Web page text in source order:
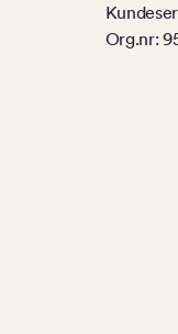
Org.nr: